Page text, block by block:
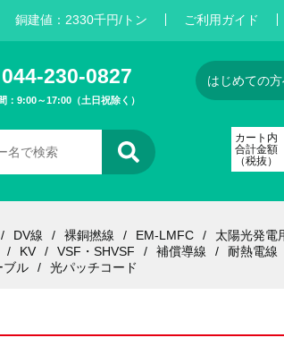
銅建値： 2330千円/トン ご利用ガイド
044-230-0827
：9:00～17:00（土日祝除く）
はじめての
カート内
合計金額
（税抜）
DV線 裸銅撚線 EM-LMFC
太陽光発電
KV VSF・SHVSF 補償導線
耐熱電線
ブル 光パッチコード